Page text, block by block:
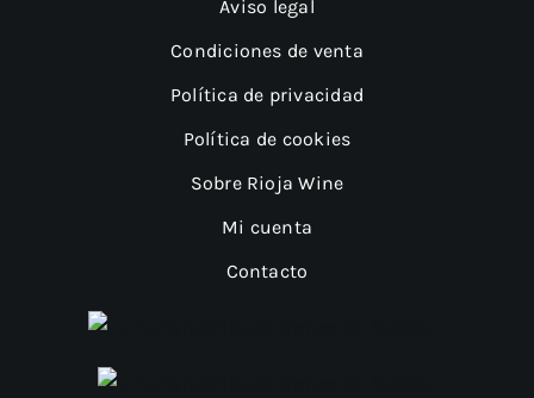
Aviso legal
Condiciones de venta
Política de privacidad
Política de cookies
Sobre Rioja Wine
Mi cuenta
Contacto